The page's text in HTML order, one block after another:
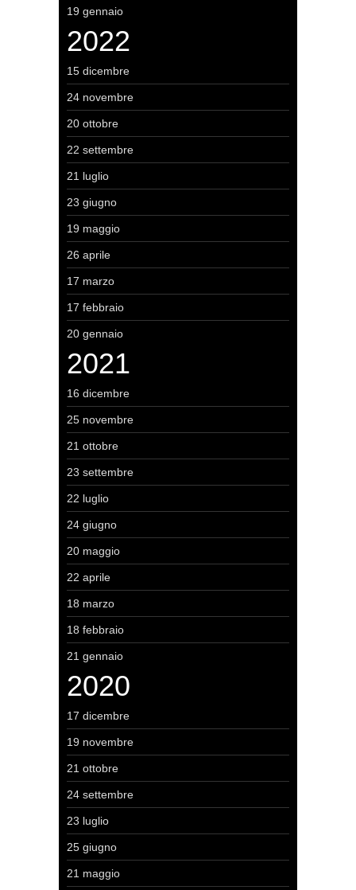
19 gennaio
2022
15 dicembre
24 novembre
20 ottobre
22 settembre
21 luglio
23 giugno
19 maggio
26 aprile
17 marzo
17 febbraio
20 gennaio
2021
16 dicembre
25 novembre
21 ottobre
23 settembre
22 luglio
24 giugno
20 maggio
22 aprile
18 marzo
18 febbraio
21 gennaio
2020
17 dicembre
19 novembre
21 ottobre
24 settembre
23 luglio
25 giugno
21 maggio